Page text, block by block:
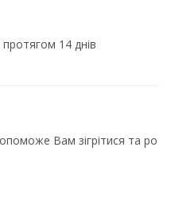
14 днів
Вам зігрітися та ро